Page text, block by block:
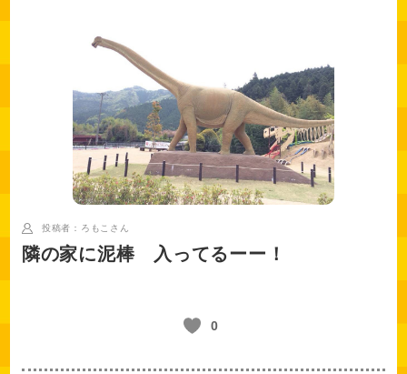
投稿者：ろもこ さん
隣の家に泥棒 入ってるーー！
0